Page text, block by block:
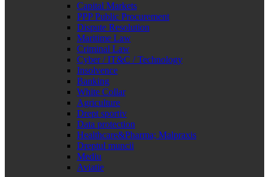
Capital Markets
PPP Public Procurement
Dispute Resolution
Maritime Law
Criminal Law
Cyber / IT&C / Technology
Insolvence
Banking
White Collar
Agriculture
Drept sportiv
Data protection
Healthcare&Pharma; Malpraxis
Dreptul muncii
Mediu
Aviatie